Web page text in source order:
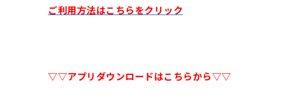
ご利用方法はこちらをクリック
▽▽アプリダウンロードはこちらから▽▽